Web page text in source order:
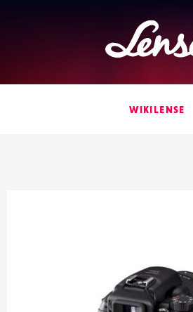
WIKILENSE